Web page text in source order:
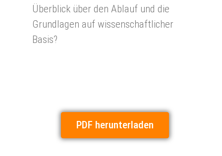
Überblick über den Ablauf und die
Grundlagen auf wissenschaftlicher
Basis?
PDF herunterladen